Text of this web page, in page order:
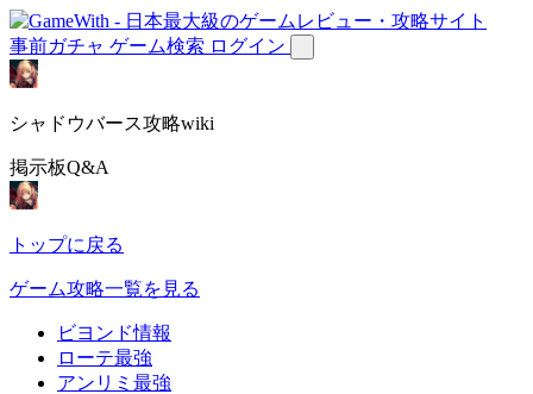
事前ガチャ ゲーム検索 ログイン
シャドウバース攻略wiki
掲示板Q&A
トップに戻る
ゲーム攻略一覧を見る
ビヨンド情報
ローテ最強
アンリミ最強